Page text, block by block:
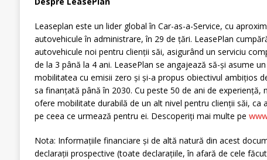
Leaseplan este un lider global în Car-as-a-Service, cu
autovehicule în administrare, în 29 de țări. LeasePlan
autovehicule noi pentru clienții săi, asigurând un serviciu
de la 3 până la 4 ani. LeasePlan se angajează să-și asume
mobilitatea cu emisii zero și și-a propus obiectivul ambițios
sa finanțată până în 2030. Cu peste 50 de ani de experiență,
ofere mobilitate durabilă de un alt nivel pentru clienții săi, ca
pe ceea ce urmează pentru ei. Descoperiți mai multe pe
Nota: Informațiile financiare și de altă natură din acest
declarații prospective (toate declarațiile, în afară de cele